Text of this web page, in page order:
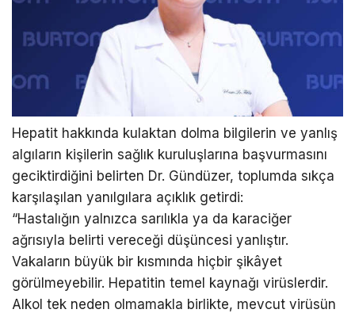
Hepatit hakkında kulaktan dolma bilgilerin ve yanlış
algıların kişilerin sağlık kuruluşlarına başvurmasını
geciktirdiğini belirten Dr. Gündüzer, toplumda sıkça
karşılaşılan yanılgılara açıklık getirdi:
“Hastalığın yalnızca sarılıkla ya da karaciğer
ağrısıyla belirti vereceği düşüncesi yanlıştır.
Vakaların büyük bir kısmında hiçbir şikâyet
görülmeyebilir. Hepatitin temel kaynağı virüslerdir.
Alkol tek neden olmamakla birlikte, mevcut virüsün